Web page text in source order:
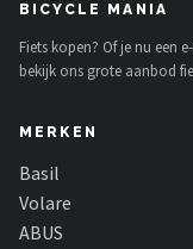
BICYCLE MANIA
Fiets kopen? Of je nu een
bekijk ons grote aanbod
MERKEN
Basil
Volare
ABUS